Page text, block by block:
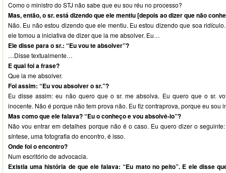
Como o ministro do STJ não sabe que eu sou réu no processo?
Mas, então, o sr. está dizendo que ele mentiu [depois ao dizer que não
Não. Eu não estou dizendo que ele mentiu. Eu estou dizendo que soa
ele tomou a iniciativa de dizer que ia me absolver. Eu…
Ele disse para o sr.: “Eu vou te absolver”?
…Disse textualmente…
E qual foi a frase?
Que ia me absolver.
Foi assim: “Eu vou absolver o sr.”?
Eu disse assim: eu não quero que o sr. me absolva. Eu quero que o sr.
inocente. Não é porque não tem prova não. Eu fiz contraprova, porque eu sou
Mas como que ele falava? “Eu o conheço e vou absolvê-lo”?
Não vou entrar em detalhes porque não é o caso. Eu quero dizer o
síntese, uma fotografia do encontro, é isso.
Onde foi o encontro?
Num escritório de advocacia.
Existia uma história de que ele falava: “Eu mato no peito”. E ele disse